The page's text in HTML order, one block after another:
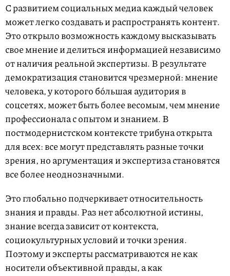
С развитием социальных медиа каждый человек
может легко создавать и распространять контент.
Это открыло возможность каждому высказывать
свое мнение и делиться информацией независимо
от наличия реальной экспертизы. В результате
демократизация становится чрезмерной: мнение
человека, у которого бóльшая аудитория в
соцсетях, может быть более весомым, чем мнение
профессионала с опытом и знанием. В
постмодернистском контексте трибуна открыта
для всех: все могут представлять разные точки
зрения, но аргументация и экспертиза становятся
все более неоднозначными.
Это глобально подчеркивает относительность
знания и правды. Раз нет абсолютной истины,
знание всегда зависит от контекста,
социокультурных условий и точки зрения.
Поэтому и эксперты рассматриваются не как
носители объективной правды, а как